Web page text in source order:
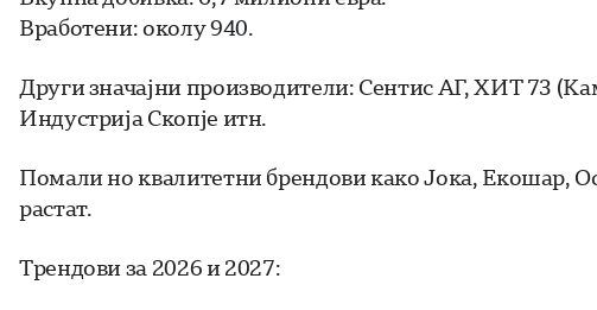
Вработени: околу 940.
Други значајни производители: Сентис АГ, ХИТ 73
Индустрија Скопје итн.
Помали но квалитетни брендови како Јока, Екошар,
растат.
Трендови за 2026 и 2027: